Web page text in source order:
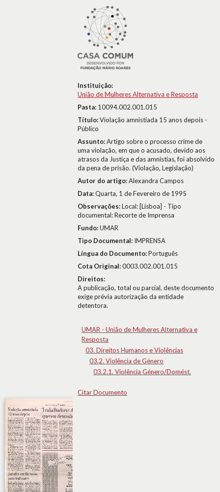
Instituição:
União de Mulheres Alternativa e Resposta
Pasta: 10094.002.001.015
Título:Violação amnistiada 15 anos depois -
Público
Assunto:Artigo sobre o processo crime de
uma violação, em que o acusado, devido aos
atrasos da Justiça e das amnistias, foi absolvido
da pena de prisão. (Violação, Legislação)
Autor do artigo:Alexandra Campos
Data:Quarta, 1 de Fevereiro de 1995
Observações:Local: [Lisboa] - Tipo
documental: Recorte de Imprensa
Fundo:UMAR
Tipo Documental: IMPRENSA
Língua do Documento:Português
Cota Original:0003.002.001.015
Direitos:
A publicação, total ou parcial, deste documento
exige prévia autorização da entidade
detentora.
UMAR - União de Mulheres Alternativa e
Resposta
03. Direitos Humanos e Violências
03.2. Violência de Género
03.2.1. Violência Género/Domést.
Citar Documento